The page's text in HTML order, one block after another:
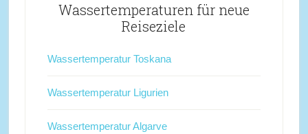
Wassertemperaturen für neue
Reiseziele
Wassertemperatur Toskana
Wassertemperatur Ligurien
Wassertemperatur Algarve